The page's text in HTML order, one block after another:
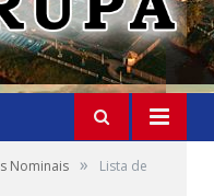
Nominais »
Lista de